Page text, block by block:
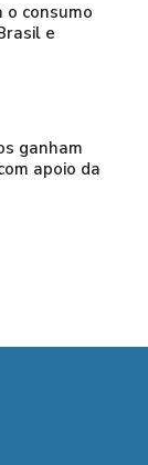
o consumo
e
ganham
apoio da